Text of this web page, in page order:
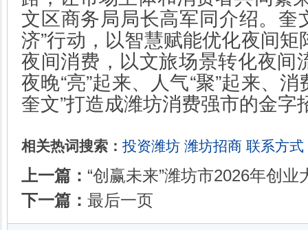
文区商务局局长高军同介绍。奎
济”行动，以智慧赋能优化夜间
夜间消费，以文旅场景转化夜间
夜晚“亮”起来、人气“聚”起来、消
奎文”打造成潍坊消费强市的金字
相关热词搜索： 投资潍坊 潍坊招商 联系方式
上一篇： “创赢未来”潍坊市2026年创业
下一篇： 最后一页